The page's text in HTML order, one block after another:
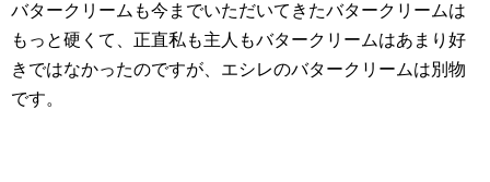
バタークリームも今までいただいてきたバタークリームは
もっと硬くて、正直私も主人もバタークリームはあまり好
きではなかったのですが、エシレのバタークリームは別物
です。